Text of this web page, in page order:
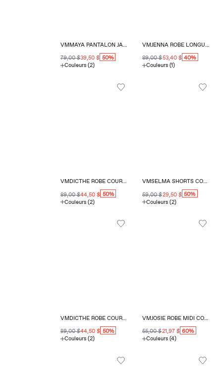
79,00 $39,50 $ 50%
Couleurs (2)
89,00 $53,40 $ 40%
Couleurs (1)
VMDICTHE ROBE COURTE COUPE RÉGULIÈRE COL EN V
89,00 $44,50 $ 50%
Couleurs (2)
VMSELMA SHORTS COUPE RÉGULIÈRE
59,00 $29,50 $ 50%
Couleurs (2)
VMDICTHE ROBE COURTE COUPE RÉGULIÈRE COL EN V
89,00 $44,50 $ 50%
Couleurs (2)
VMJOSIE ROBE MIDI COUPE RÉGULIÈRE COL EN V
55,00 $21,97 $ 60%
Couleurs (4)